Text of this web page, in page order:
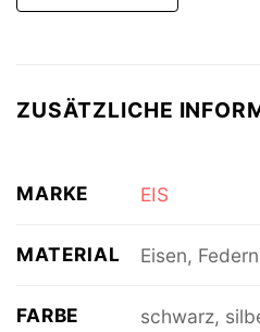
ZUSÄTZLICHE
MARKE EIS
MATERIAL Eisen,
FARBE schwarz,